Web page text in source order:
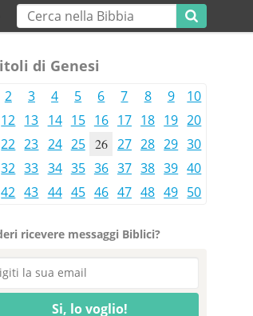
di Genesi
2 3 4 5 6 7 8 9
10
12 13 14 15 16 17 18 19 20
22 23 24 25 26 27 28 29 30
32 33 34 35 36 37 38 39 40
42 43 44 45 46 47 48 49 50
ricevere messaggi Biblici?